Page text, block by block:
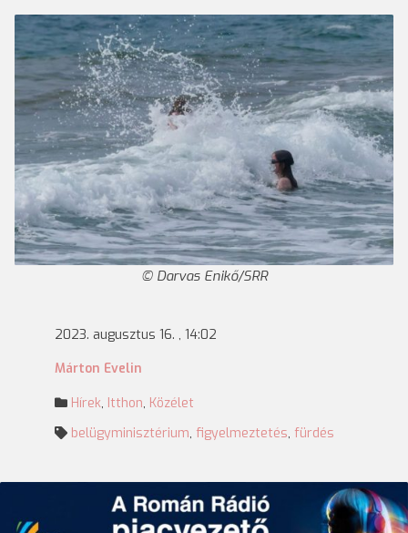
Darvas Enikő/SRR
2023. augusztus 16. , 14:02
Márton Evelin
Hírek, Itthon, Közélet
belügyminisztérium, figyelmeztetés, fürdés